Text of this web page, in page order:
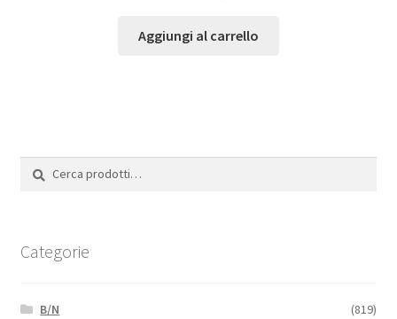
Aggiungi al carrello
Categorie
B/N
(819)